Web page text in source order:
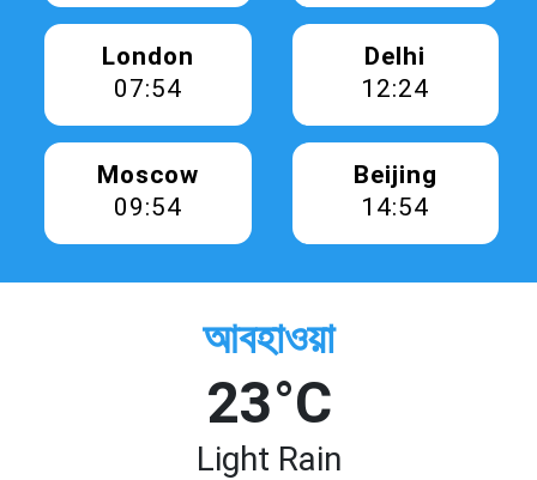
London
07:54
Delhi
12:24
Moscow
09:54
Beijing
14:54
আবহাওয়া
23°C
Light Rain